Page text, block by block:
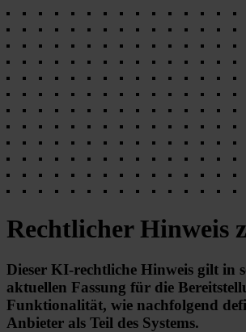
Rechtlicher Hinweis
Dieser KI-rechtliche Hinweis gilt in
aktuellen Fassung für die
Funktionalität, wie nachfolgend
Anbieter als Teil des Systems.